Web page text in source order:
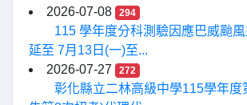
2026-07-08
294
115 學年度分科測驗因應巴威颱
延至 7月13日(一)至...
2026-07-27
272
彰化縣立二林高級中學115學年度